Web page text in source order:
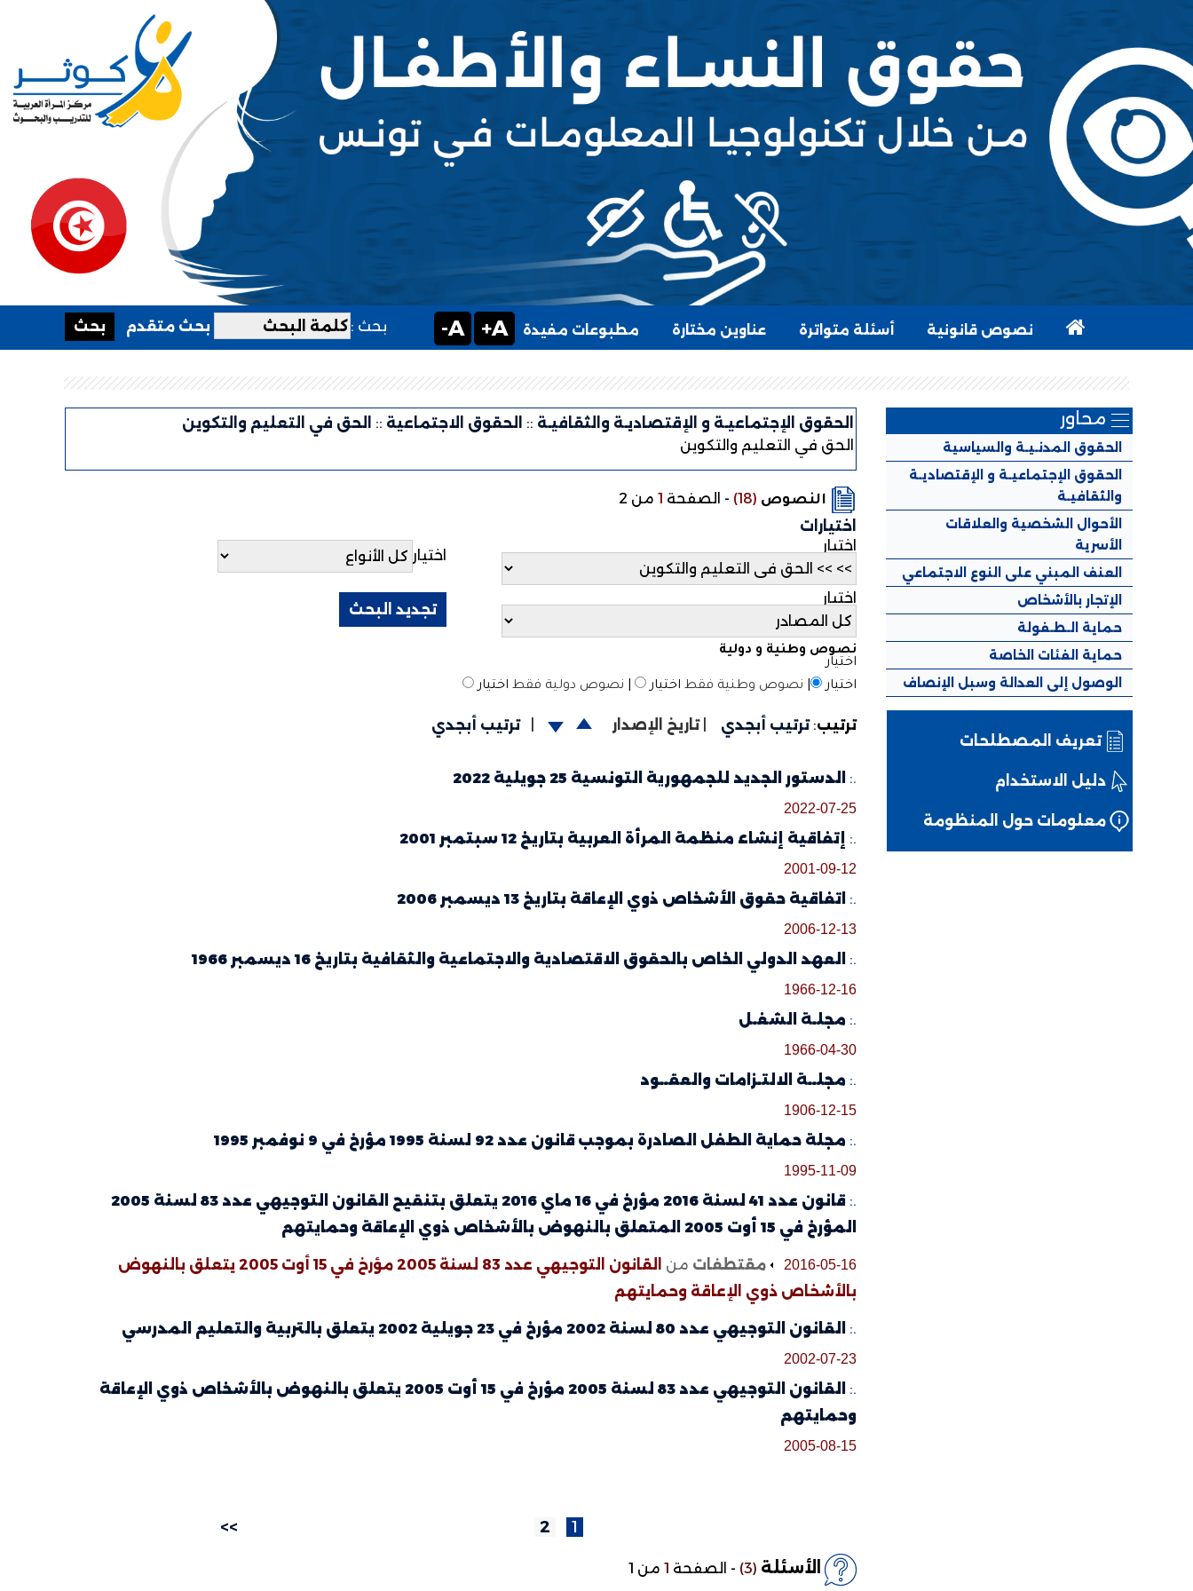
نصوص قانونية أسئلة متواترة عناوين مختارة مطبوعات مفيدة A+
A- بحث : بحث متقدم
محاور
الحقوق المدنـيـة والسياسية
الحقوق الإجتماعيـة و الإقتصاديـة
والثقافيـة
الأحوال الشخصية والعلاقات
الأسرية
العنف المبني على النوع الاجتماعي
الإتجار بالأشخاص
حماية الـطـفولة
حماية الفئات الخاصة
الوصول إلى العدالة وسبل الإنصاف
تعريف المصطلحات
دليل الاستخدام
معلومات حول المنظومة
الحقوق الإجتماعيـة و الإقتصاديـة والثقافيـة :: الحقوق الاجتماعية ::
الحق في التعليم والتكوين
الحق في التعليم والتكوين
النصوص (18)
- الصفحة 1 من 2
اختيارات
اختيار
اختيار
اختيار
نصوص وطنية و دولية
اختيار
اختيار
نصوص وطنية فقط اختيار نصوص دولية فقط اختيار
ترتيب: ترتيب أبجدي |تاريخ الإصدار ترتيب أبجدي
.: الدستور الجديد للجمهورية التونسية 25 جويلية 2022
2022-07-25
.: إتفاقية إنشاء منظمة المرأة العربية بتاريخ 12 سبتمبر 2001
2001-09-12
.: اتفاقية حقوق الأشخاص ذوي الإعاقة بتاريخ 13 ديسمبر 2006
2006-12-13
.: العهد الدولي الخاص بالحقوق الاقتصادية والاجتماعية والثقافية بتاريخ 16 ديسمبر 1966
1966-12-16
.: مجلـة الشغـل
1966-04-30
.: مجلــة الالتـزامات والعقــود
1906-12-15
.: مجلة حماية الطفل الصادرة بموجب قانون عدد 92 لسنة 1995 مؤرخ في 9 نوفمبر 1995
1995-11-09
.:
قانون عدد 41 لسنة 2016 مؤرخ في 16 ماي 2016 يتعلق بتنقيح القانون التوجيهي عدد 83 لسنة 2005
المؤرخ في 15 أوت 2005 المتعلق بالنهوض بالأشخاص ذوي الإعاقة وحمايتهم
2016-05-16 مقتطفات من
القانون التوجيهي عدد 83 لسنة 2005 مؤرخ في 15 أوت 2005 يتعلق بالنهوض
بالأشخاص ذوي الإعاقة وحمايتهم
.: القانون التوجيهي عدد 80 لسنة 2002 مؤرخ في 23 جويلية 2002 يتعلق بالتربية والتعليم المدرسي
2002-07-23
.:
القانون التوجيهي عدد 83 لسنة 2005 مؤرخ في 15 أوت 2005 يتعلق بالنهوض بالأشخاص ذوي الإعاقة
وحمايتهم
2005-08-15
1
2
>>
الأسئلة (3)
- الصفحة 1 من 1